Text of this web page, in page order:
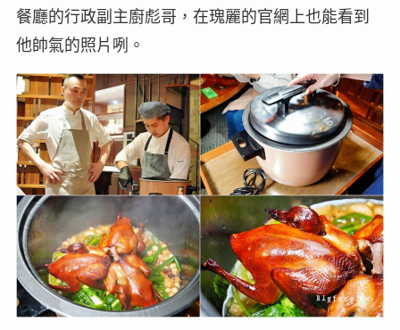
餐廳的行政副主廚彪哥，在瑰麗的官網上也能看到
他帥氣的照片咧。